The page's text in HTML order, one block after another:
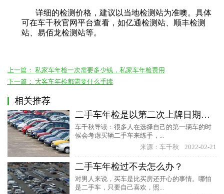
详细的检测价格，建议以当地检测站为准噢。具体
可在车千秋官网平台查看，如亿通检测站、 顺丰检测
站、 易佰龙检测站等。
上一篇： 私家车年检一次需要多少钱，私家车年检费用
下一篇： 大客车年检都需要什么手续
相关推荐
二手车年检是以第二次上牌日期为准吗？
车千秋导读：很多人在选择自己的第一辆车的时
候会考虑买辆二手车来练手，...
来源：车千秋
2022-02-21
二手车年检过不去怎么办？
对男人来说，买车是比买房还开心的事情。哪怕
是二手车，只要自己喜欢，照...